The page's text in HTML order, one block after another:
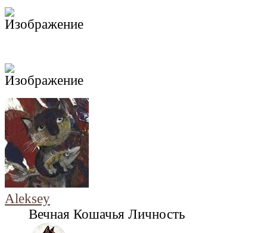
Aleksey
Вечная Кошачья Личность